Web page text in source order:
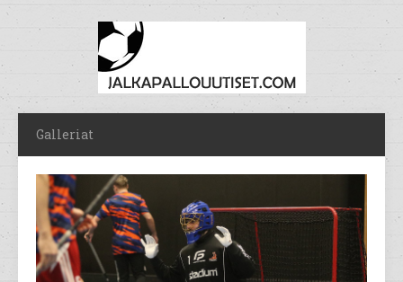
Galleriat